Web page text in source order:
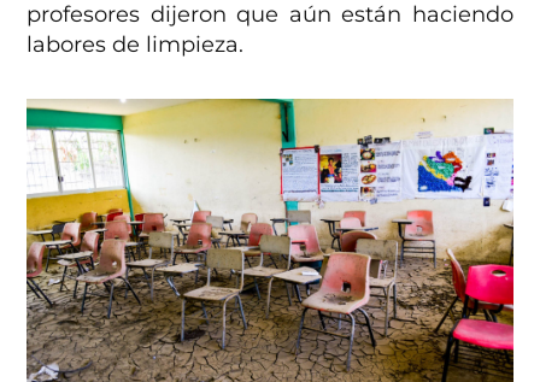
profesores dijeron que aún están haciendo
labores de limpieza.